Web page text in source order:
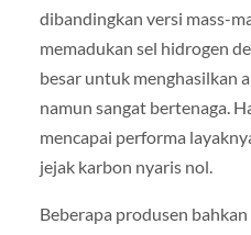
dibandingkan versi mass-
memadukan sel hidrogen
besar untuk menghasilkan
namun sangat bertenaga.
mencapai performa
jejak karbon nyaris nol.
Beberapa produsen